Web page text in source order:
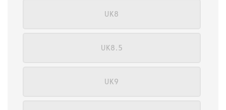
UK8
UK8.5
UK9